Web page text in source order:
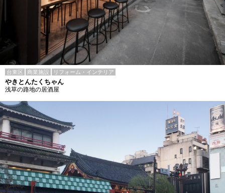
台東区 商業施設 リフォーム・インテリア
やきとんたくちゃん
浅草の路地の居酒屋